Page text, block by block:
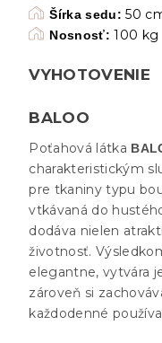
Šírka sedu: 50
Nosnosť: 100 kg
VYHOTOVENIE
BALOO
Poťahová látka
charakteristickým
pre tkaniny typu
vtkávaná do
dodáva nielen
životnosť.
elegantne, vytvára
zároveň si
každodenné